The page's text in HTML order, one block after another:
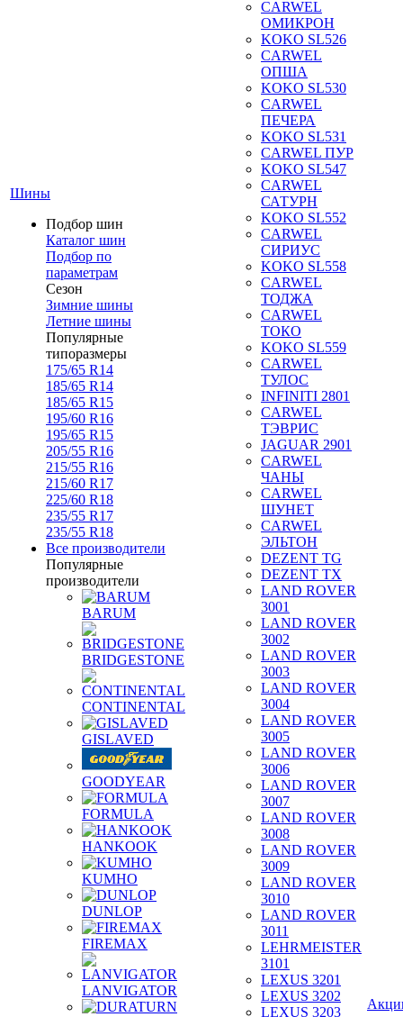
Шины
Подбор шин
Каталог шин
Подбор по
параметрам
Сезон
Зимние шины
Летние шины
Популярные
типоразмеры
175/65 R14
185/65 R14
185/65 R15
195/60 R16
195/65 R15
205/55 R16
215/55 R16
215/60 R17
225/60 R18
235/55 R17
235/55 R18
Все производители
Популярные
производители
BARUM
BRIDGESTONE
CONTINENTAL
GISLAVED
GOODYEAR
FORMULA
HANKOOK
KUMHO
DUNLOP
FIREMAX
LANVIGATOR
CARWEL
ОМИКРОН
KOKO SL526
CARWEL
ОПША
KOKO SL530
CARWEL
ПЕЧЕРА
KOKO SL531
CARWEL ПУР
KOKO SL547
CARWEL
САТУРН
KOKO SL552
CARWEL
СИРИУС
KOKO SL558
CARWEL
ТОДЖА
CARWEL
ТОКО
KOKO SL559
CARWEL
ТУЛОС
INFINITI 2801
CARWEL
ТЭВРИС
JAGUAR 2901
CARWEL
ЧАНЫ
CARWEL
ШУНЕТ
CARWEL
ЭЛЬТОН
DEZENT TG
DEZENT TX
LAND ROVER
3001
LAND ROVER
3002
LAND ROVER
3003
LAND ROVER
3004
LAND ROVER
3005
LAND ROVER
3006
LAND ROVER
3007
LAND ROVER
3008
LAND ROVER
3009
LAND ROVER
3010
LAND ROVER
3011
LEHRMEISTER
3101
LEXUS 3201
LEXUS 3202
LEXUS 3203